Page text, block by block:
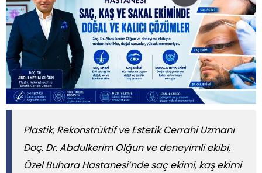
Plastik, Rekonstrüktif ve Estetik Cerrahi Uzmanı
Doç. Dr. Abdulkerim Olğun ve deneyimli ekibi,
Özel Buhara Hastanesi’nde saç ekimi, kaş ekimi